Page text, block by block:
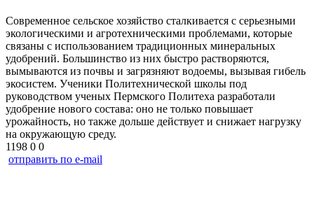
Современное сельское хозяйство сталкивается с серьезными
экологическими и агротехническими проблемами, которые
связаны с использованием традиционных минеральных
удобрений. Большинство из них быстро растворяются,
вымываются из почвы и загрязняют водоемы, вызывая гибель
экосистем. Ученики Политехнической школы под
руководством ученых Пермского Политеха разработали
удобрение нового состава: оно не только повышает
урожайность, но также дольше действует и снижает нагрузку
на окружающую среду.
1198 0 0
отправить по e-mail